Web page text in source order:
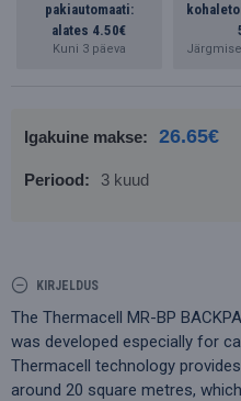
pakiautomaati:
alates 4.50€
Kuni 3 päeva
Igakuine makse: 26.65€
Periood: 3 kuud
KIRJELDUS
The Thermacell MR-BP
was developed especially for
Thermacell technology
around 20 square metres,